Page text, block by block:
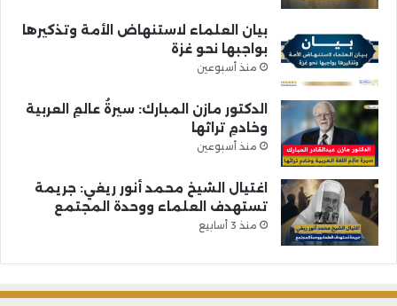
بيان العلماء لاستنهاض الأمة وتذكيرها
بواجبها نحو غزة
منذ أسبوعين
الدكتور مازن المبارك: سيرةُ عالمِ العربية
وخادمِ تراثها
منذ أسبوعين
اغتيال الشيخ محمد أنور ريغي: جريمة
تستهدف العلماء ووحدة المجتمع
منذ 3 أسابيع